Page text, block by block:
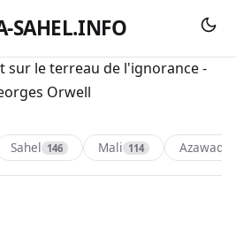
SAHEL.INFO
sur le terreau de l'ignorance -
Orwell
Sahel 146 Mali 114 Azawad